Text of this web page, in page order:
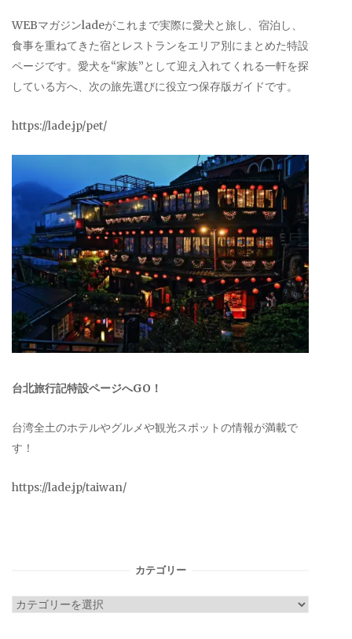
WEBマガジンladeがこれまで実際に愛犬と旅し、宿泊し、
食事を重ねてきた宿とレストランをエリア別にまとめた特設
ページです。愛犬を“家族”として迎え入れてくれる一軒を探
している方へ、次の旅先選びに役立つ保存版ガイドです。
https://lade.jp/pet/
台北旅行記特設ページへGO！
台湾全土のホテルやグルメや観光スポットの情報が満載で
す！
https://lade.jp/taiwan/
カテゴリー
カ